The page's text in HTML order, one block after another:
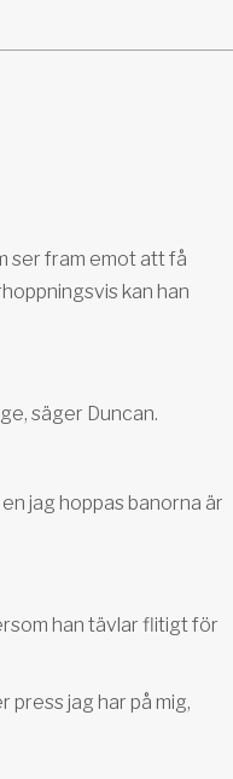
ser fram emot att få
kan han
säger Duncan.
jag hoppas banorna är
han tävlar flitigt för
press jag har på mig,